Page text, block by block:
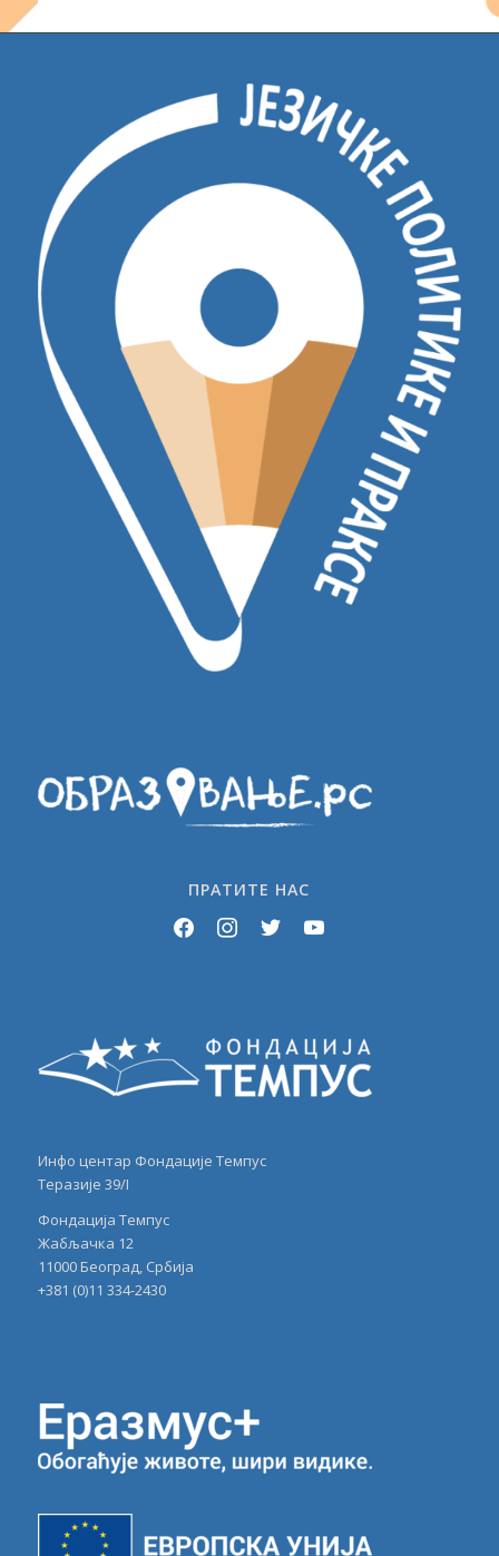
ПРАТИТЕ НАС
facebookinstagramtwitteryoutube
Инфо центар Фондације Темпус
Теразије 39/I
Фондација Темпус
Жабљачка 12
11000 Београд, Србија
+381 (0)11 334-2430